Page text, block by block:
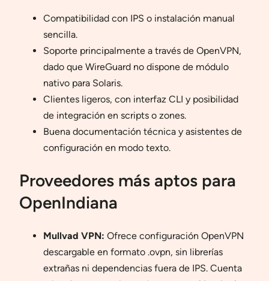
Compatibilidad con IPS o instalación manual
sencilla.
Soporte principalmente a través de OpenVPN,
dado que WireGuard no dispone de módulo
nativo para Solaris.
Clientes ligeros, con interfaz CLI y posibilidad
de integración en scripts o zones.
Buena documentación técnica y asistentes de
configuración en modo texto.
Proveedores más aptos para
OpenIndiana
Mullvad VPN: Ofrece configuración OpenVPN
descargable en formato .ovpn, sin librerías
extrañas ni dependencias fuera de IPS. Cuenta